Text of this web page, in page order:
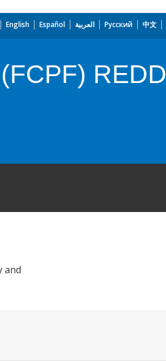
English Español العربية Русский 中文
REDD
and